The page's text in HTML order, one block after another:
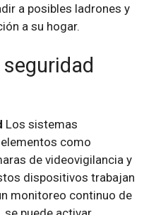
a posibles ladrones y
a su hogar.
Los sistemas
como
de videovigilancia y
dispositivos trabajan
monitoreo continuo de